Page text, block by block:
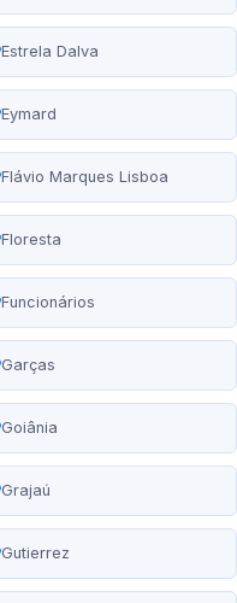
Estrela Dalva
Eymard
Flávio Marques Lisboa
Floresta
Funcionários
Garças
Goiânia
Grajaú
Gutierrez